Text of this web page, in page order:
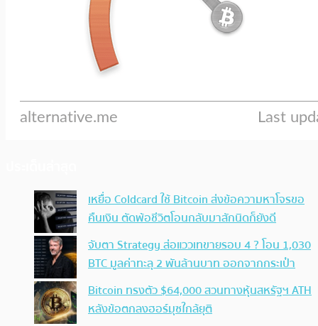
เหยื่อ Coldcard ใช้ Bitcoin ส่งข้อความหาโจรขอ
คืนเงิน ตัดพ้อชีวิตโอนกลับมาสักนิดก็ยังดี
จับตา Strategy ส่อแววเทขายรอบ 4 ? โอน 1,030
BTC มูลค่าทะลุ 2 พันล้านบาท ออกจากกระเป๋า
Bitcoin ทรงตัว $64,000 สวนทางหุ้นสหรัฐฯ ATH
หลังข้อตกลงฮอร์มุซใกล้ยุติ